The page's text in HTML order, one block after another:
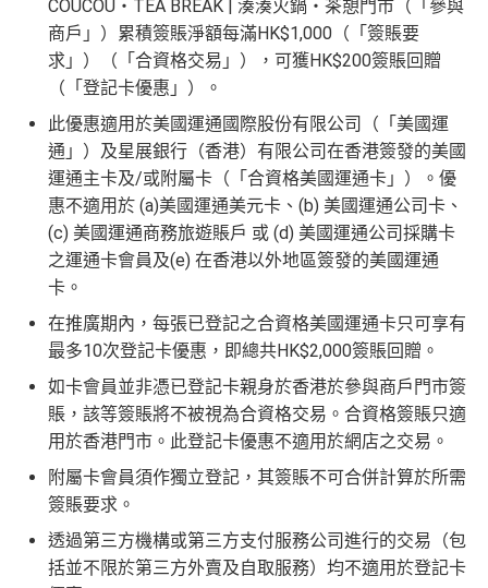
簽賬回贈 + 8
8 里賞金#
整個迎新期合共可賺高達32,805里數+HK$550簽賬回
贈+88里賞金#！
條款寫合資格迎新簽賬積分將於簽賬後8個星期內
入，但實測過係簽賬後3日內就入到！超快手趕住要里數
的話用AE Explorer就啱晒！
首年免年費，其後每年HK$2,200(收咗打去要求免，有
得傾的)
AE啲卡勝在食信用卡迎新基本上你簽到嘅賬就當合資
格簽賬，無再細分信用卡交保險/醫療/廣告費/交租果啲
唔計，所以可以放心簽。
#每1里賞金 ≈ HK$1，可兌換FPS轉數快回贈！詳情MrMil
es.hk/mmcredit AE Explorer Card 優點
首年免年費而且
用（2026年起有條件）
最新已經加埋 Intervals(小食飲品套餐) 可以去R
目
H
K
$5
0
簽
賬
回
贈
首3個月內用基本卡或附屬卡為手機八達通包括
iPhone、Apple Watch或Android手機，單次增
值淨HK$600
萬
積
分
簽
賬
新
首6個月內累積簽賬滿HK$6萬有32萬積分於第
15至17個月期間，進行一次任何金額的合資格
簽賬再有額外32萬積分本地簽賬2X積分，簽賬
HK$60,000再有額外12萬積分 申請連結：MrMil
88
5%)
轉換成飛行里數手續費每次$400
查看更多信用卡詳情及分析...
查看更多信用卡詳情及分析...
本卡會員。美國運通保留從卡會員之運通卡賬戶內扣
除有關推薦獎賞及迎新優惠價值之權利而不作事先通
知。
如12 個月內取消該卡，按條款話有可能收返迎新
AE Essential年費及年薪要求
年薪要求：HK$120,000/年 (其實學生都批到)
批得好寬鬆！即使年薪未夠都可以試咗先！信貸紀錄
本身準時還款都會批到卡！
亦可繼續使用首2張附屬卡而無須繳付年費
AE Essential特點
如用開 AE白金卡
一停先，過一過冷河，啲
ssential到先唔需要急住燒晒啲分
低級別信用卡都仲可以換到飛行里數，雖然要手續費
COUCOU・TEA BREAK | 湊湊火鍋・茶憩門市（「參與
商戶」）累積簽賬淨額每滿HK$1,000（「簽賬要
求」）（「合資格交易」），可獲HK$200簽賬回贈
（「登記卡優惠」）。
此優惠適用於美國運通國際股份有限公司（「美國運
通」）及星展銀行（香港）有限公司在香港簽發的美國
運通主卡及/或附屬卡（「合資格美國運通卡」）。優
惠不適用於 (a)美國運通美元卡、(b) 美國運通公司卡、
(c) 美國運通商務旅遊賬戶 或 (d) 美國運通公司採購卡
之運通卡會員及(e) 在香港以外地區簽發的美國運通
卡。
在推廣期內，每張已登記之合資格美國運通卡只可享有
最多10次登記卡優惠，即總共HK$2,000簽賬回贈。
如卡會員並非憑已登記卡親身於香港於參與商戶門市簽
賬，該等簽賬將不被視為合資格交易。合資格簽賬只適
用於香港門市。此登記卡優惠不適用於網店之交易。
附屬卡會員須作獨立登記，其簽賬不可合併計算於所需
簽賬要求。
透過第三方機構或第三方支付服務公司進行的交易（包
括並不限於第三方外賣及自取服務）均不適用於登記卡